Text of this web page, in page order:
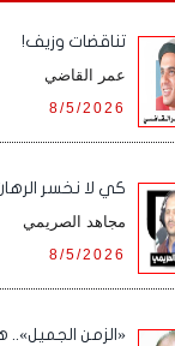
تناقضات وزيف!
عمر القاضي
8/5/2026
كي لا نخسر
مجاهد الصريمي
8/5/2026
«الزمن الجميل»..